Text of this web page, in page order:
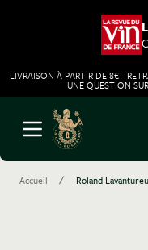
LIVRAISON À PARTIR DE 8€ -
UNE QUESTION
Aller au contenu
Ouvrir le menu
Accueil / Roland